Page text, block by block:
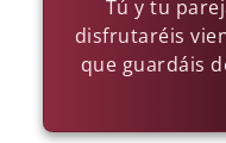
Tú y tu
disfrutaréis
que guardáis